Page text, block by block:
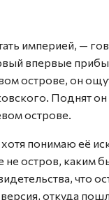
империей, —
впервые
острове, он
Поднят он
острове.
хотя понимаю её
не остров, каким
что
откуда